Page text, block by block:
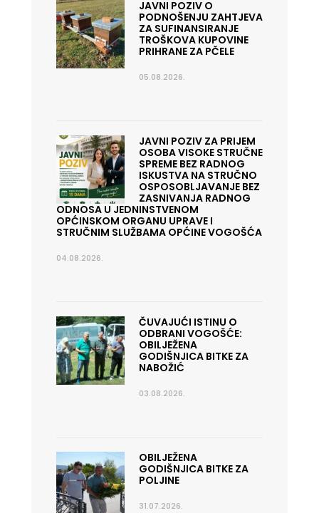
JAVNI POZIV O
PODNOŠENJU ZAHTJEVA
ZA SUFINANSIRANJE
TROŠKOVA KUPOVINE
PRIHRANE ZA PČELE
05.08.2026.
JAVNI POZIV ZA PRIJEM
OSOBA VISOKE STRUČNE
SPREME BEZ RADNOG
ISKUSTVA NA STRUČNO
OSPOSOBLJAVANJE BEZ
ZASNIVANJA RADNOG
ODNOSA U JEDNINSTVENOM
OPĆINSKOM ORGANU UPRAVE I
STRUČNIM SLUŽBAMA OPĆINE VOGOŠĆA
04.08.2026.
ČUVAJUĆI ISTINU O
ODBRANI VOGOŠĆE:
OBILJEŽENA
GODIŠNJICA BITKE ZA
NABOŽIĆ
03.08.2026.
OBILJEŽENA
GODIŠNJICA BITKE ZA
POLJINE
31.07.2026.